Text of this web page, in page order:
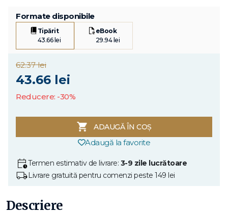
Formate disponibile
Tipărit
43.66 lei
eBook
29.94 lei
62.37 lei
43.66 lei
Reducere: -30%
ADAUGĂ ÎN COȘ
Adaugă la favorite
Termen estimativ de livrare: 3-9 zile lucrătoare
Livrare gratuită pentru comenzi peste 149 lei
Descriere